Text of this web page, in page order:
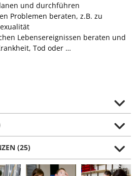
und durchführen
Problemen beraten, z.B. zu
Lebensereignissen beraten und
Tod oder …
(25)